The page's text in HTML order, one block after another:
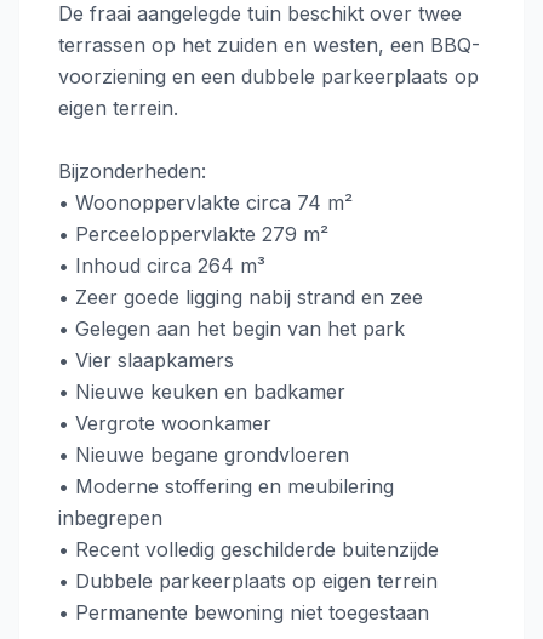
De fraai aangelegde tuin beschikt over twee
terrassen op het zuiden en westen, een BBQ-
voorziening en een dubbele parkeerplaats op
eigen terrein.
Bijzonderheden:
• Woonoppervlakte circa 74 m²
• Perceeloppervlakte 279 m²
• Inhoud circa 264 m³
• Zeer goede ligging nabij strand en zee
• Gelegen aan het begin van het park
• Vier slaapkamers
• Nieuwe keuken en badkamer
• Vergrote woonkamer
• Nieuwe begane grondvloeren
• Moderne stoffering en meubilering
inbegrepen
• Recent volledig geschilderde buitenzijde
• Dubbele parkeerplaats op eigen terrein
• Permanente bewoning niet toegestaan